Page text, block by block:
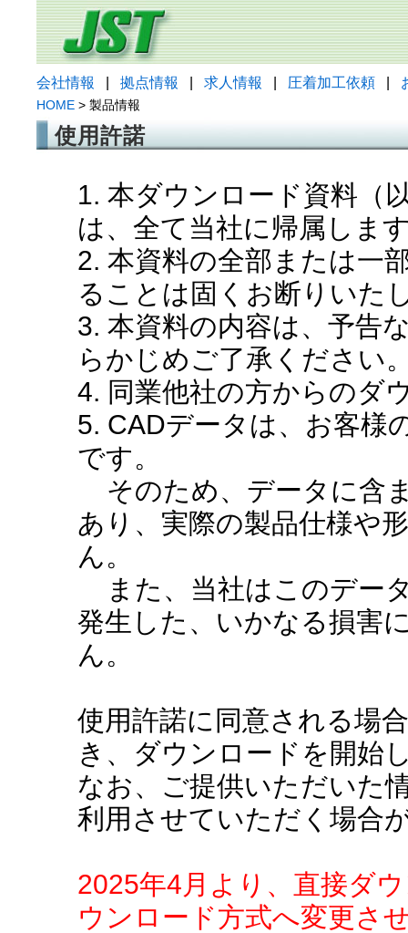
会社情報 拠点情報 求人情報 圧着加工依頼
HOME > 製品情報
使用許諾
1. 本ダウンロード資料（
は、全て当社に帰属しま
2. 本資料の全部または一
ることは固くお断りいた
3. 本資料の内容は、予告
らかじめご了承ください
4. 同業他社の方からのダ
5. CADデータは、お客様
です。
そのため、データに含
あり、実際の製品仕様や
ん。
また、当社はこのデー
発生した、いかなる損害
ん。
使用許諾に同意される場
き、ダウンロードを開始
なお、ご提供いただいた
利用させていただく場合
2025年4月より、直接ダ
ウンロード方式へ変更さ